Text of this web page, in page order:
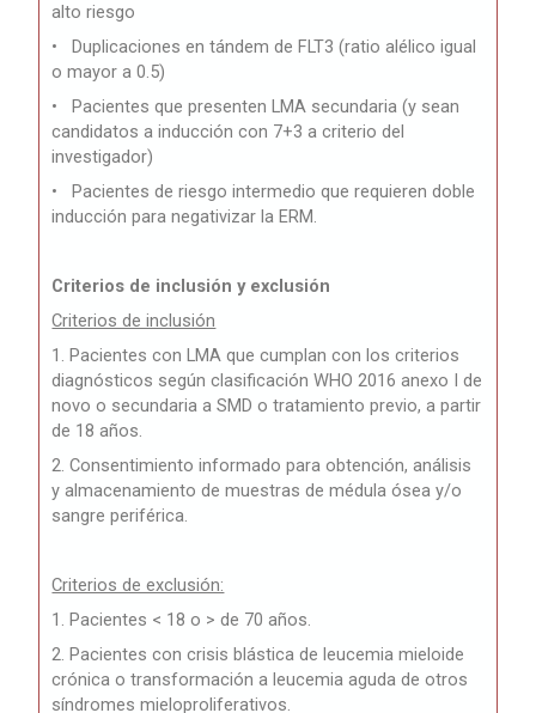
alto riesgo
• Duplicaciones en tándem de FLT3 (ratio alélico igual
o mayor a 0.5)
• Pacientes que presenten LMA secundaria (y sean
candidatos a inducción con 7+3 a criterio del
investigador)
• Pacientes de riesgo intermedio que requieren doble
inducción para negativizar la ERM.
Criterios de inclusión y exclusión
Criterios de inclusión
1. Pacientes con LMA que cumplan con los criterios
diagnósticos según clasificación WHO 2016 anexo I de
novo o secundaria a SMD o tratamiento previo, a partir
de 18 años.
2. Consentimiento informado para obtención, análisis
y almacenamiento de muestras de médula ósea y/o
sangre periférica.
Criterios de exclusión:
1. Pacientes < 18 o > de 70 años.
2. Pacientes con crisis blástica de leucemia mieloide
crónica o transformación a leucemia aguda de otros
síndromes mieloproliferativos.